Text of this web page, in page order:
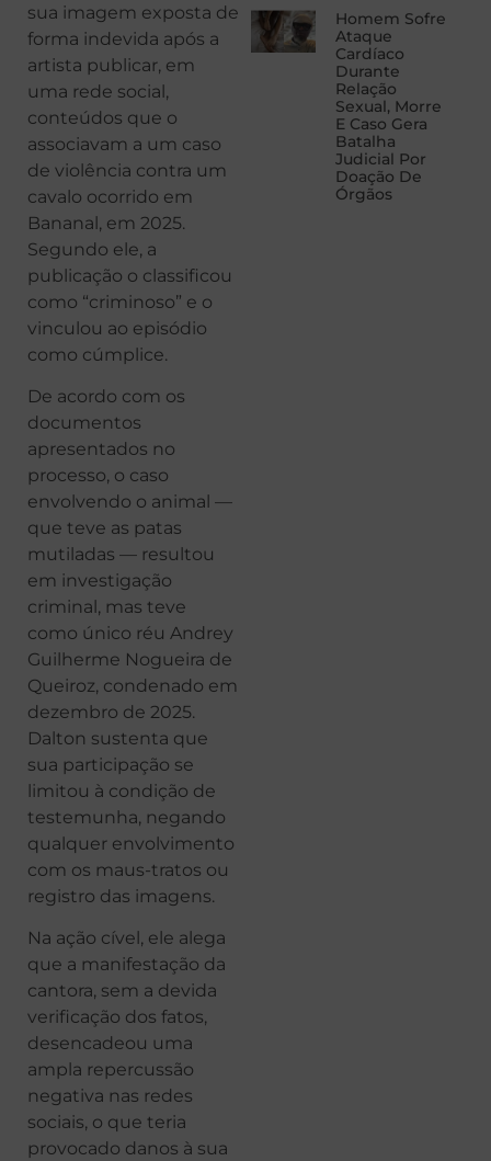
sua imagem exposta de
forma indevida após a
artista publicar, em
uma rede social,
conteúdos que o
associavam a um caso
de violência contra um
cavalo ocorrido em
Bananal, em 2025.
Segundo ele, a
publicação o classificou
como “criminoso” e o
vinculou ao episódio
como cúmplice.
De acordo com os
documentos
apresentados no
processo, o caso
envolvendo o animal —
que teve as patas
mutiladas — resultou
em investigação
criminal, mas teve
como único réu Andrey
Guilherme Nogueira de
Queiroz, condenado em
dezembro de 2025.
Dalton sustenta que
sua participação se
limitou à condição de
testemunha, negando
qualquer envolvimento
com os maus-tratos ou
registro das imagens.
Na ação cível, ele alega
que a manifestação da
cantora, sem a devida
verificação dos fatos,
desencadeou uma
ampla repercussão
negativa nas redes
sociais, o que teria
provocado danos à sua
Homem Sofre
Ataque
Cardíaco
Durante
Relação
Sexual, Morre
E Caso Gera
Batalha
Judicial Por
Doação De
Órgãos